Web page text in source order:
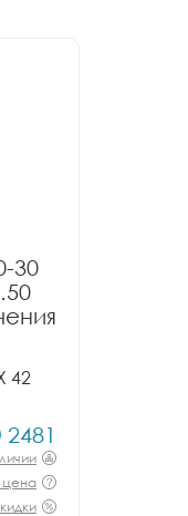
30
42
2481
цена